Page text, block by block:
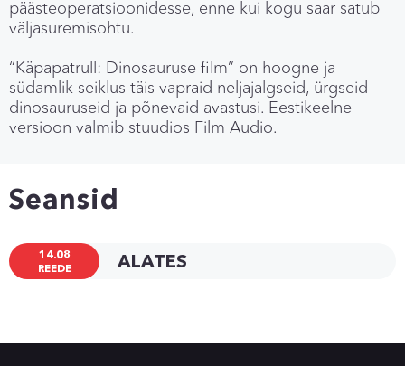
päästeoperatsioonidesse, enne kui kogu saar satub
väljasuremisohtu.
“Käpapatrull: Dinosauruse film” on hoogne ja
südamlik seiklus täis vapraid neljajalgseid, ürgseid
dinosauruseid ja põnevaid avastusi. Eestikeelne
versioon valmib stuudios Film Audio.
Seansid
14.08
REEDE
ALATES